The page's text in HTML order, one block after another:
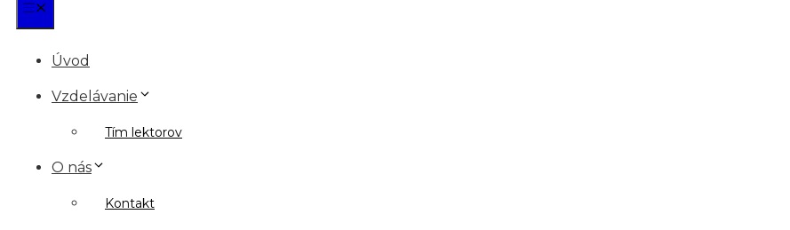
Menu
Úvod
Vzdelávanie
Tím lektorov
O nás
Kontakt